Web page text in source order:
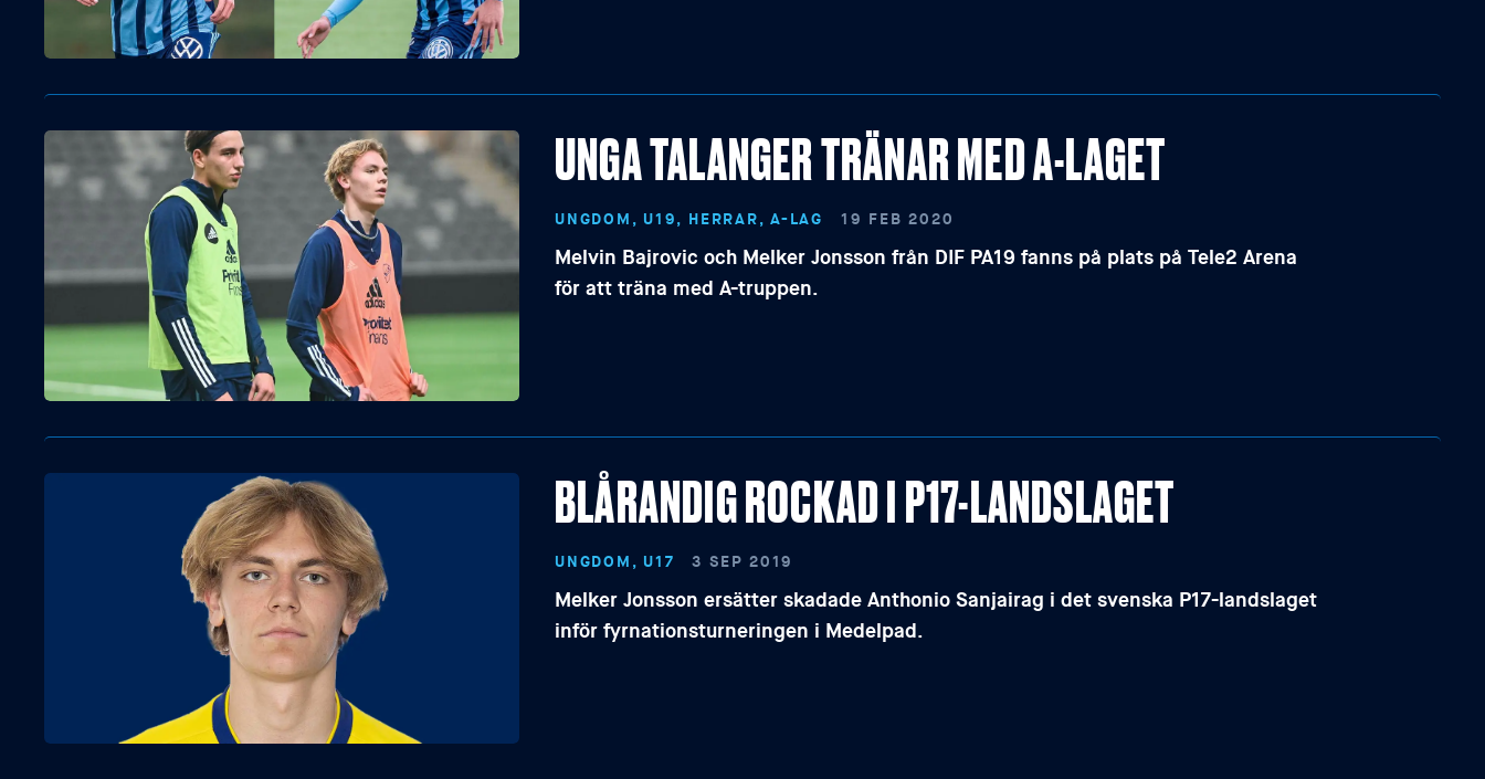
UNGA TALANGER TRÄNAR MED A-LAGET
UNGDOM, U19, HERRAR, A-LAG 19 FEB 2020
Melvin Bajrovic och Melker Jonsson från DIF PA19 fanns på plats på Tele2 Arena
för att träna med A-truppen.
BLÅRANDIG ROCKAD I P17-LANDSLAGET
UNGDOM, U17 3 SEP 2019
Melker Jonsson ersätter skadade Anthonio Sanjairag i det svenska P17-landslaget
inför fyrnationsturneringen i Medelpad.